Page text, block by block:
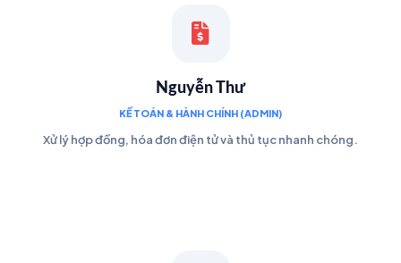
Nguyễn Thư
KẾ TOÁN & HÀNH CHÍNH (ADMIN)
Xử lý hợp đồng, hóa đơn điện tử và thủ tục nhanh chóng.